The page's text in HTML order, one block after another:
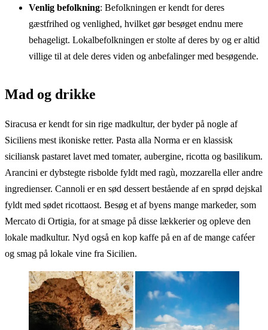
Venlig befolkning: Befolkningen er kendt for deres
gæstfrihed og venlighed, hvilket gør besøget endnu mere
behageligt. Lokalbefolkningen er stolte af deres by og er altid
villige til at dele deres viden og anbefalinger med besøgende.
Mad og drikke
Siracusa er kendt for sin rige madkultur, der byder på nogle af
Siciliens mest ikoniske retter. Pasta alla Norma er en klassisk
siciliansk pastaret lavet med tomater, aubergine, ricotta og basilikum.
Arancini er dybstegte risbolde fyldt med ragù, mozzarella eller andre
ingredienser. Cannoli er en sød dessert bestående af en sprød dejskal
fyldt med sødet ricottaost. Besøg et af byens mange markeder, som
Mercato di Ortigia, for at smage på disse lækkerier og opleve den
lokale madkultur. Nyd også en kop kaffe på en af de mange caféer
og smag på lokale vine fra Sicilien.